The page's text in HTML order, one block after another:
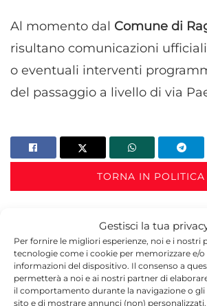
Gestisci la tua
Per fornire le migliori esperienze, noi e i nostri
tecnologie come i cookie per memorizzare e/o
informazioni del dispositivo. Il consenso a
permetterà a noi e ai nostri partner di
il comportamento durante la navigazione o
sito e di mostrare annunci (non)
Al momento dal Comune di
risultano comunicazioni
o eventuali interventi
del passaggio a livello di via
TORNA IN POLITICA
Redazione